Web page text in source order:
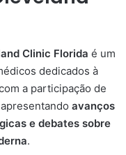
Clinic Florida é um
dedicados à
a participação de
avanços
e debates sobre
.